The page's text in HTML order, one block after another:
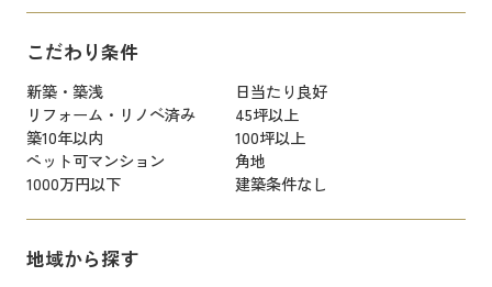
こだわり条件
新築・築浅
日当たり良好
リフォーム・リノベ済み
45坪以上
築10年以内
100坪以上
ペット可マンション
角地
1000万円以下
建築条件なし
地域から探す